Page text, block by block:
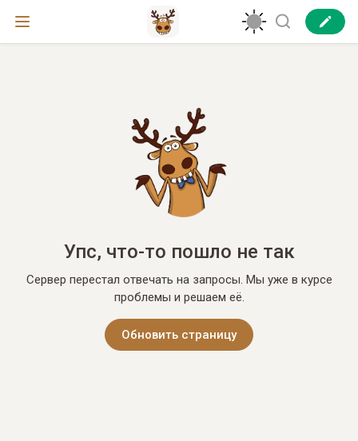
Упс, что-то пошло не так
Сервер перестал отвечать на запросы. Мы уже в курсе
проблемы и решаем её.
Обновить страницу